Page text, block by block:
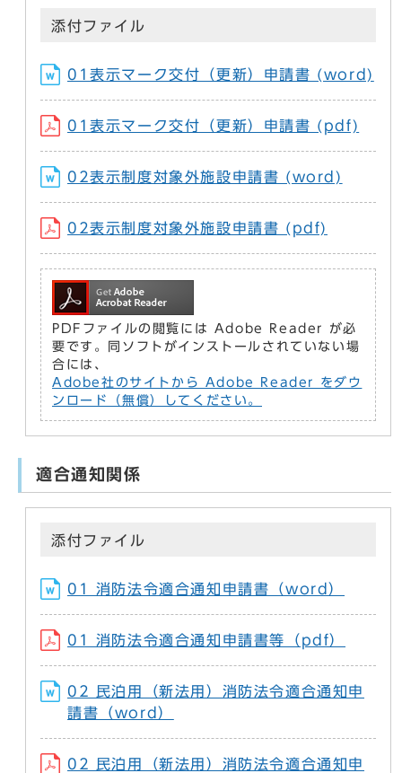
添付ファイル
01表示マーク交付（更新）申請書 (word)
01表示マーク交付（更新）申請書 (pdf)
02表示制度対象外施設申請書 (word)
02表示制度対象外施設申請書 (pdf)
PDFファイルの閲覧には Adobe Reader が必
要です。同ソフトがインストールされていない場
合には、
Adobe社のサイトから Adobe Reader をダウ
ンロード（無償）してください。
適合通知関係
添付ファイル
01 消防法令適合通知申請書（word）
01 消防法令適合通知申請書等（pdf）
02 民泊用（新法用）消防法令適合通知申
請書（word）
02 民泊用（新法用）消防法令適合通知申